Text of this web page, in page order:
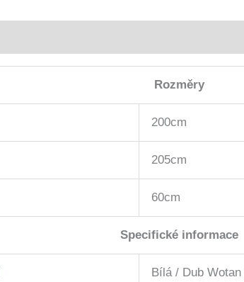
Rozměry
200cm
205cm
60cm
Specifické informace
Bílá / Dub